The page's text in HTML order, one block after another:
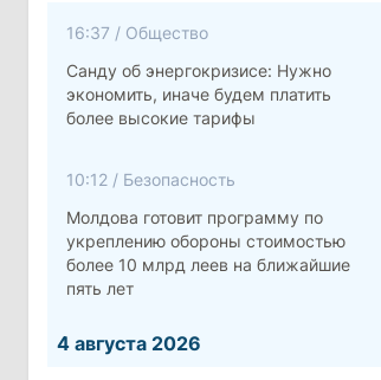
16:37 / Общество
Санду об энергокризисе: Нужно
экономить, иначе будем платить
более высокие тарифы
10:12 / Безопасность
Молдова готовит программу по
укреплению обороны стоимостью
более 10 млрд леев на ближайшие
пять лет
4 августа 2026